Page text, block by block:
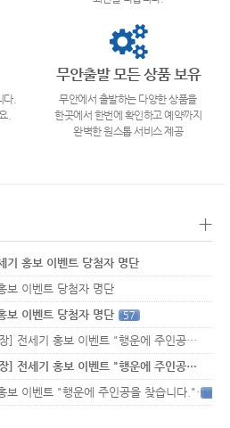
.
.
무안출발 모든 상품 보유
무안에서 출발하는 다양한 상품을
한곳에서 한번에 확인하고 예약까지
완벽한 원스톱 서비스 제공
+
기 홍보 이벤트 당첨자 명단
보 이벤트 당첨자 명단
보 이벤트 당첨자 명단
57
] 전세기 홍보 이벤트 "행운에 주인공…
] 전세기 홍보 이벤트 "행운에 주인공…
[무안공항 활성화] 가을전세기 홍보 이벤트 "행운에 주인공을 찾습니다."33